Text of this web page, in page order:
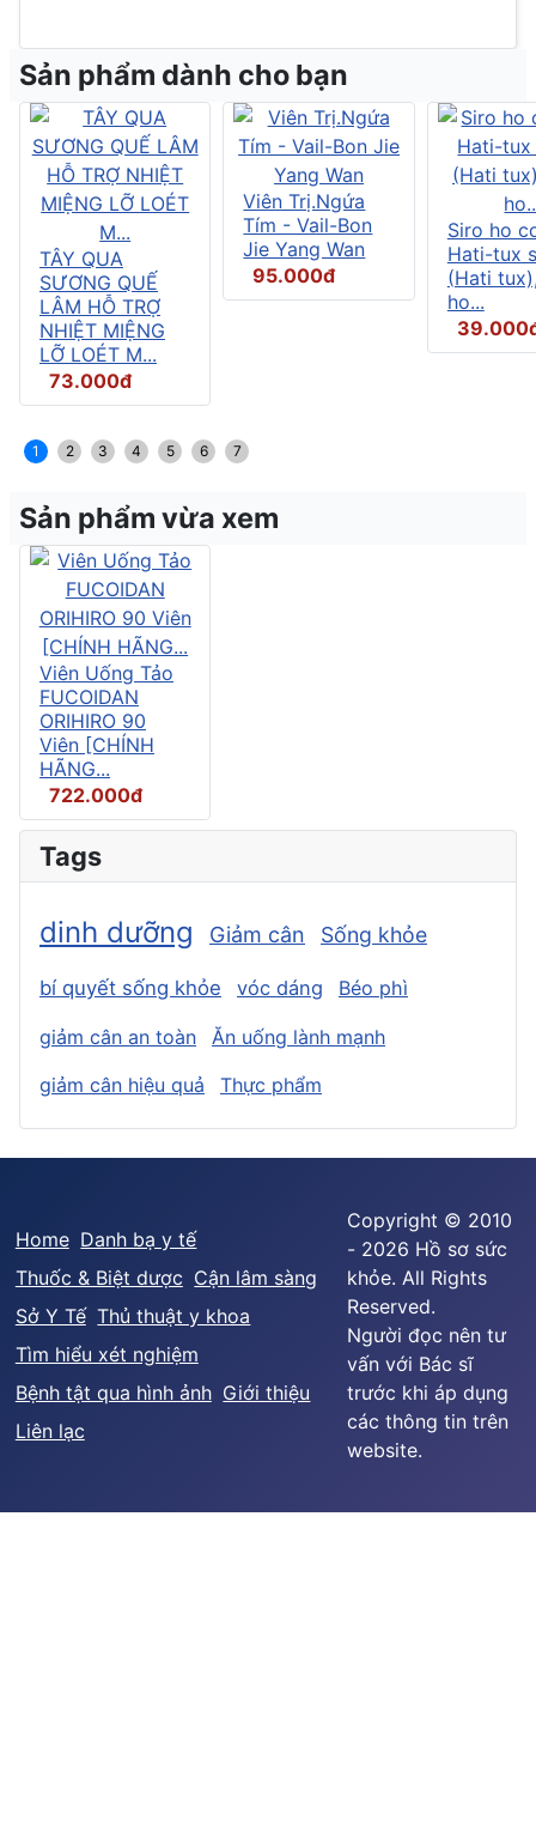
Sản phẩm dành cho bạn
TÂY QUA
SƯƠNG QUẾ
LÂM HỖ TRỢ
NHIỆT MIỆNG
LỠ LOÉT M...
73.000đ
Viên Trị.Ngứa
Tím - Vail-Bon
Jie Yang Wan
95.000đ
Siro ho
Hati-tux
(Hati
ho...
1 2 3 4 5 6 7
Sản phẩm vừa xem
Viên Uống Tảo
FUCOIDAN
ORIHIRO 90
Viên [CHÍNH
HÃNG...
722.000đ
Tags
dinh dưỡng Giảm cân Sống khỏe
bí quyết sống khỏe vóc dáng Béo phì
giảm cân an toàn
Ăn uống lành mạnh
giảm cân hiệu quả
Thực phẩm
Home Danh bạ y tế
Thuốc & Biệt dược Cận lâm sàng
Sở Y Tế Thủ thuật y khoa
Tìm hiểu xét nghiệm
Bệnh tật qua hình ảnh Giới thiệu
Liên lạc
Copyright © 2010
- 2026 Hồ sơ sức
khỏe. All Rights
Reserved.
Người đọc nên tư
vấn với Bác sĩ
trước khi áp dụng
các thông tin trên
website.